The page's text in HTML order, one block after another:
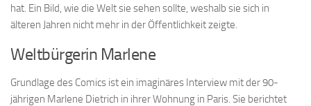
hat. Ein Bild, wie die Welt sie sehen sollte, weshalb sie sich in
älteren Jahren nicht mehr in der Öffentlichkeit zeigte.
Weltbürgerin Marlene
Grundlage des Comics ist ein imaginäres Interview mit der 90-
jährigen Marlene Dietrich in ihrer Wohnung in Paris. Sie berichtet